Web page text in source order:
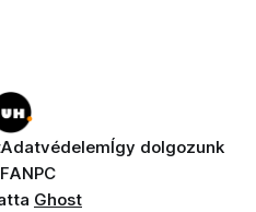
AdatvédelemÍgy dolgozunk
ANPC
Ghost